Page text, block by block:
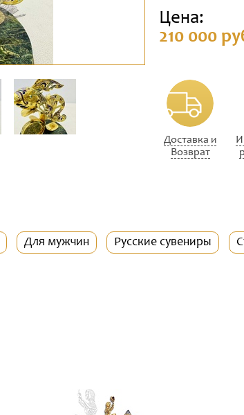
Цена:
210 000
Доставка и
Возврат
Для мужчин Русские сувениры